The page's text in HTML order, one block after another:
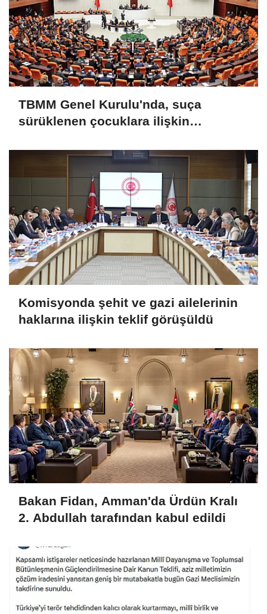
TBMM Genel Kurulu'nda, suça
sürüklenen çocuklara ilişkin
görüşmeleri tamamlandı
Komisyonda şehit ve gazi ailelerinin
haklarına ilişkin teklif görüşüldü
Bakan Fidan, Amman'da Ürdün Kralı
2. Abdullah tarafından kabul edildi